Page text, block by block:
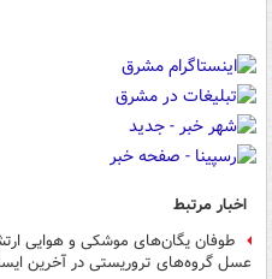
اخبار مرتبط
طوفان یگان‌های موشکی و هوایی
عسل گروه‌های تروریستی در آخرین